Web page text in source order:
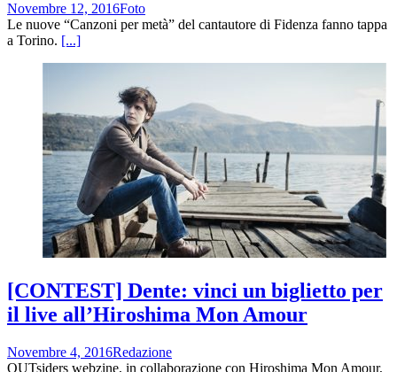
Novembre 12, 2016Foto
Le nuove “Canzoni per metà” del cantautore di Fidenza fanno tappa
a Torino. [...]
[CONTEST] Dente: vinci un biglietto per
il live all’Hiroshima Mon Amour
Novembre 4, 2016Redazione
OUTsiders webzine, in collaborazione con Hiroshima Mon Amour,